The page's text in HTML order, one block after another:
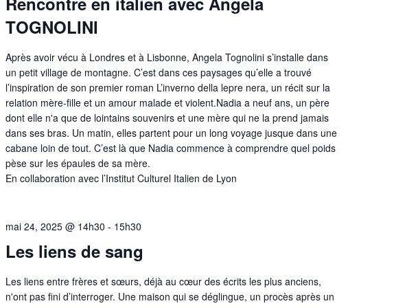
TOGNOLINI
Après avoir vécu à Londres et à Lisbonne, Angela Tognolini s’installe dans
un petit village de montagne. C’est dans ces paysages qu’elle a trouvé
l’inspiration de son premier roman L’inverno della lepre nera, un récit sur la
relation mère-fille et un amour malade et violent.Nadia a neuf ans, un père
dont elle n'a que de lointains souvenirs et une mère qui ne la prend jamais
dans ses bras. Un matin, elles partent pour un long voyage jusque dans une
cabane loin de tout. C’est là que Nadia commence à comprendre quel poids
pèse sur les épaules de sa mère.
En collaboration avec l’Institut Culturel Italien de Lyon
mai 24, 2025 @ 14h30 - 15h30
Les liens de sang
Les liens entre frères et sœurs, déjà au cœur des écrits les plus anciens,
n'ont pas fini d’interroger. Une maison qui se déglingue, un procès après un